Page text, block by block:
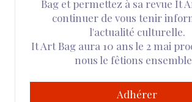
Bag et permettez à sa revue It
continuer de vous tenir
l'actualité culturelle.
It Art Bag aura 10 ans le 2 mai
nous le fêtions
Adhérer